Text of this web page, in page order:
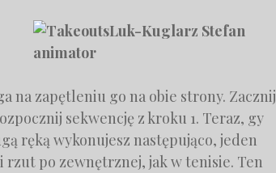
na zapętleniu go na obie strony. Zacznij
sekwencję z kroku 1. Teraz, gy
ręką wykonujesz następująco, jeden
po zewnętrznej, jak w tenisie. Ten